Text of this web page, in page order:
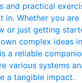
and practical
in. Whether you
or just getting
complex ideas
a reliable
various systems
a tangible impact.